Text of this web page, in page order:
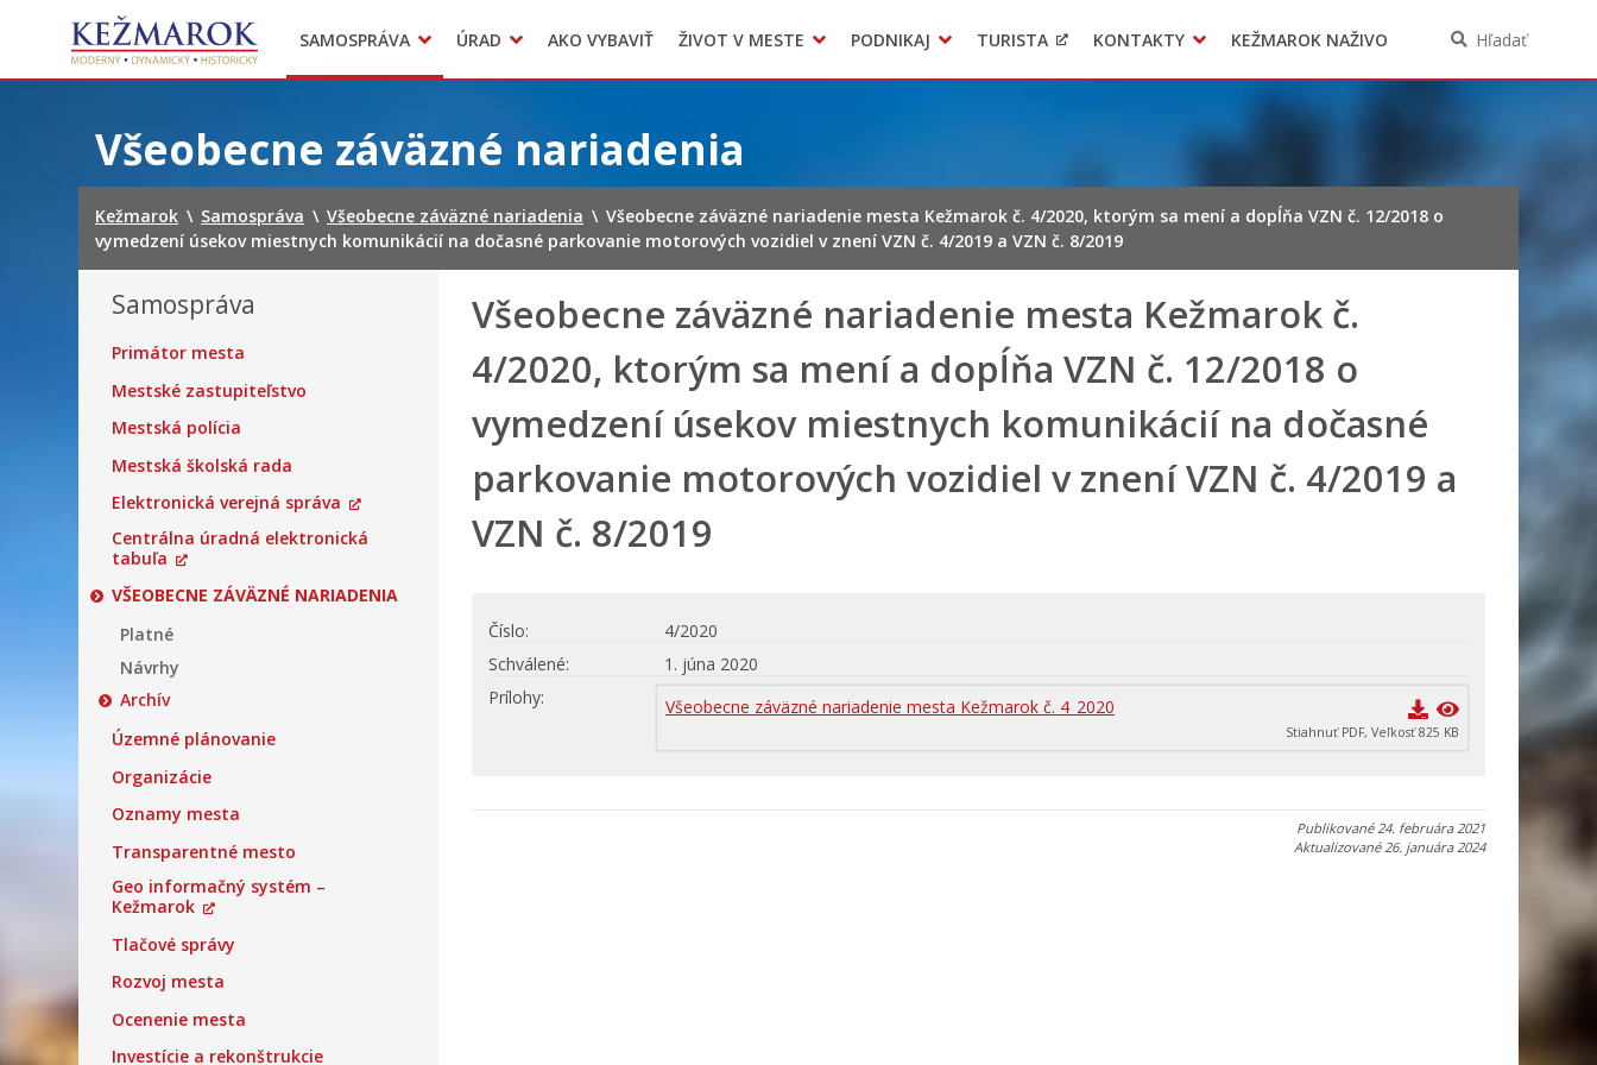
SAMOSPRÁVA
Mestská polícia
Geo informačný systém – Kežmarok
ÚRAD
Sekcie úradu
Oznamovanie podozrení z podvodov
AKO VYBAVIŤ ŽIVOT V MESTE
Triedený zber – NATUR – PACK
PODNIKAJ TURISTA KONTAKTY KEŽMAROK NAŽIVO Hľadať
Všeobecne záväzné nariadenia
Kežmarok \ Samospráva \ Všeobecne záväzné nariadenia \ Všeobecne záväzné nariadenie mesta Kežmarok č. 4/2020, ktorým sa mení a dopĺňa VZN č. 12/2018 o
vymedzení úsekov miestnych komunikácií na dočasné parkovanie motorových vozidiel v znení VZN č. 4/2019 a VZN č. 8/2019
Samospráva
Primátor mesta
Mestské zastupiteľstvo
Mestská polícia
Mestská školská rada
Elektronická verejná správa
Centrálna úradná elektronická
tabuľa
VŠEOBECNE ZÁVÄZNÉ NARIADENIA
Platné
Návrhy
Archív
Územné plánovanie
Organizácie
Oznamy mesta
Transparentné mesto
Geo informačný systém –
Kežmarok
Tlačové správy
Rozvoj mesta
Ocenenie mesta
Investície a rekonštrukcie
Všeobecne záväzné nariadenie mesta Kežmarok č.
4/2020, ktorým sa mení a dopĺňa VZN č. 12/2018 o
vymedzení úsekov miestnych komunikácií na dočasné
parkovanie motorových vozidiel v znení VZN č. 4/2019 a
VZN č. 8/2019
Číslo
4/2020
Schválené
1. júna 2020
Prílohy
Všeobecne záväzné nariadenie mesta Kežmarok č. 4_2020
Stiahnuť PDF, Veľkosť 825 KB
Publikované24. februára 2021
Aktualizované26. januára 2024